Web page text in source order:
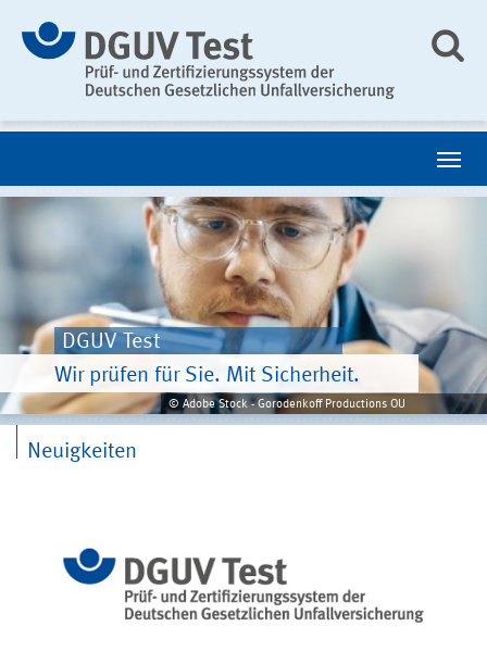
DGUV Test
Wir prüfen für Sie. Mit Sicherheit.
© Adobe Stock - Gorodenkoff Productions OU
Neuigkeiten